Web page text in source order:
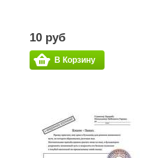
10 руб
В Корзину